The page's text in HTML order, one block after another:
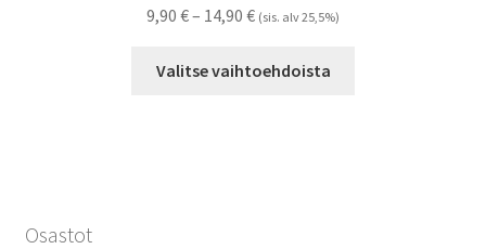
9,90 €– 14,90 €Hintaluokka:
-
(sis. alv 25,5%)
Valitse vaihtoehdoista
Osastot